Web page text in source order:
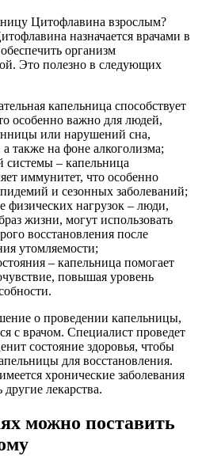
Цитофлавина взрослым?
назначается врачами в
организм
Это полезно в следующих
капельница способствует
особенно важно для людей,
или нарушений сна,
также на фоне алкоголизма;
– капельница
иммунитет, что особенно
и сезонных заболеваний;
физических нагрузок – люди,
жизни, могут использовать
восстановления после
утомляемости;
– капельница помогает
повышая уровень
о проведении капельницы,
с врачом. Специалист проведет
состояние здоровья, чтобы
для восстановления.
хронические заболевания
лекарства.
можно поставить